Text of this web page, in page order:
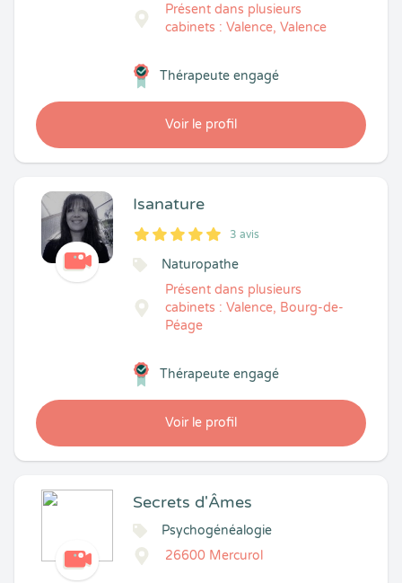
Présent dans plusieurs
cabinets : Valence, Valence
Voir le profil
Thérapeute engagé
Isanature
5
1
5
3 3 avis
Naturopathe
Présent dans plusieurs
cabinets : Valence, Bourg-de-
Péage
Voir le profil
Thérapeute engagé
Secrets d'Âmes
Psychogénéalogie
26600 Mercurol